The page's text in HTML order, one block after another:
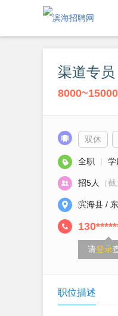
渠道专员
双休
全职 | 学
招5人 （
滨海县 /
请登录
职位描述